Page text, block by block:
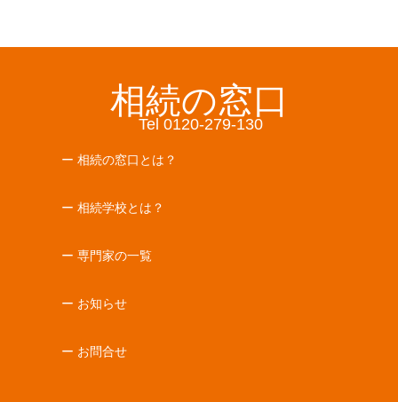
相続の窓口
Tel 0120-279-130
ー 相続の窓口とは？
ー 相続学校とは？
ー 専門家の一覧
ー お知らせ
ー お問合せ